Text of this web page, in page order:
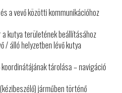
a vevő közötti kommunikációhoz
kutya területének beállításához
/ álló helyzetben lévő kutya
koordinátájának tárolása – navigáció
járműben történő